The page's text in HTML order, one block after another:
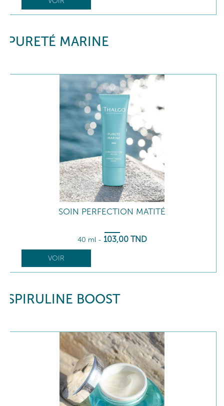
PURETÉ MARINE
SOIN PERFECTION MATITÉ
40 ml - 103,00 TND
VOIR
SPIRULINE BOOST